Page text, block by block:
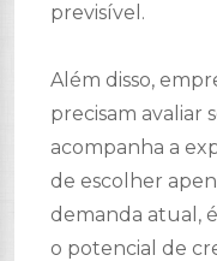
previsível.
Além disso,
precisam avaliar
acompanha a
de escolher
demanda atual,
o potencial de